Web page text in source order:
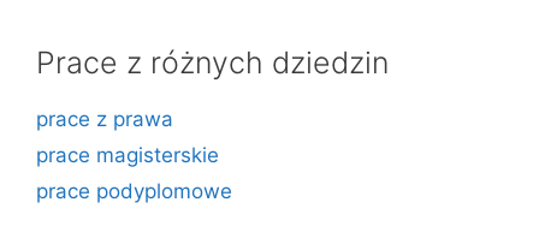
Prace z różnych dziedzin
prace z prawa
prace magisterskie
prace podyplomowe